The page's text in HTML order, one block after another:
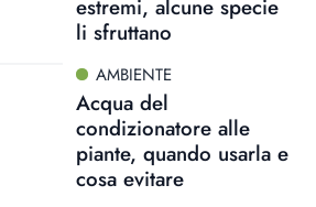
estremi, alcune specie
li sfruttano
AMBIENTE
Acqua del
condizionatore alle
piante, quando usarla e
cosa evitare